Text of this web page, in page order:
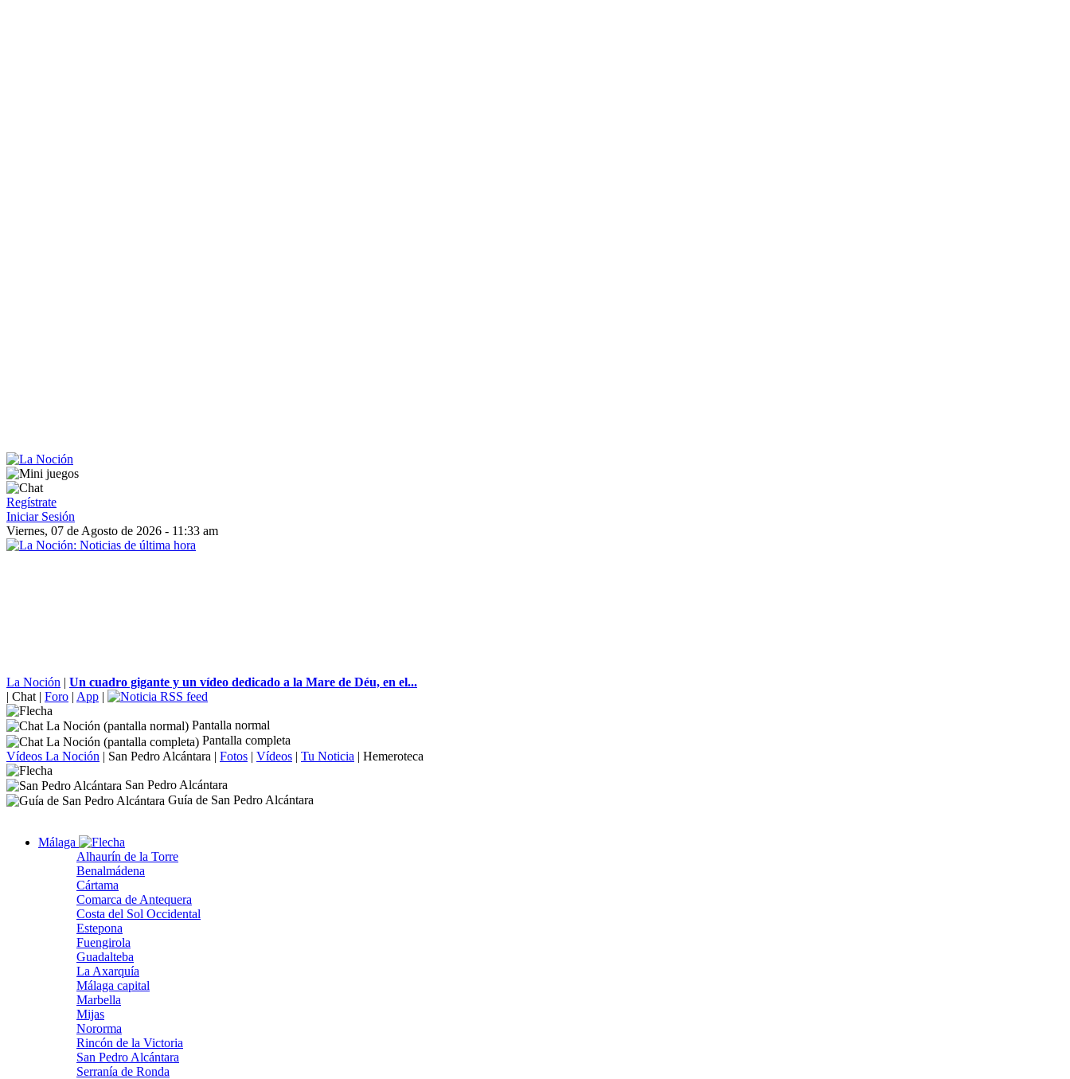
Regístrate
Iniciar Sesión
Viernes, 07 de Agosto de 2026 - 11:33 am
La Noción | Un cuadro gigante y un vídeo dedicado a la Mare de Déu, en el...
| Chat | Foro | App |
Pantalla normal
Pantalla completa
Vídeos La Noción | San Pedro Alcántara | Fotos | Vídeos | Tu Noticia | Hemeroteca
San Pedro Alcántara
Guía de San Pedro Alcántara
Málaga
Alhaurín de la Torre
Benalmádena
Cártama
Comarca de Antequera
Costa del Sol Occidental
Estepona
Fuengirola
Guadalteba
La Axarquía
Málaga capital
Marbella
Mijas
Nororma
Rincón de la Victoria
San Pedro Alcántara
Serranía de Ronda